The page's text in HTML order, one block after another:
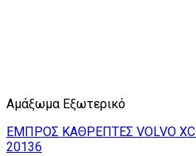
Αμάξωμα Εξωτερικό
ΕΜΠΡΟΣ ΚΑΘΡΕΠΤΕΣ VOLVO
20136